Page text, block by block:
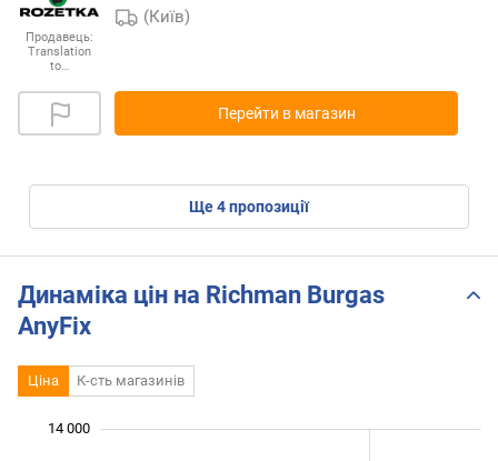
Продавець:
Translation
to…
(Київ)
Перейти в магазин
ще4пропозиції
Динаміка цін на Richman Burgas
AnyFix
Ціна К-сть магазинів
14 000